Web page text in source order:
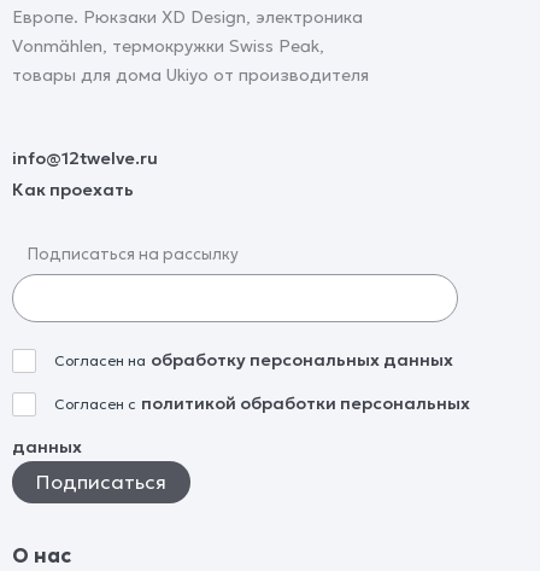
Европе. Рюкзаки XD Design, электроника
Vonmählen, термокружки Swiss Peak,
товары для дома Ukiyo от производителя
info@12twelve.ru
Как проехать
Подписаться на рассылку
Согласен на обработку персональных данных
Согласен с политикой обработки персональных
данных
О нас